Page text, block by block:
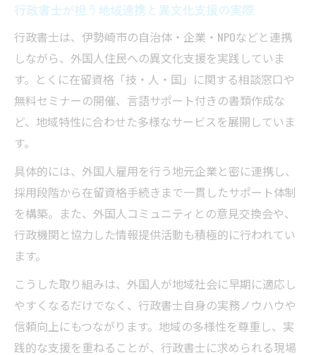
行政書士が担う地域連携と異文化支援の実際
行政書士は、伊勢崎市の自治体・企業・NPOなどと連携
しながら、外国人住民への異文化支援を実践していま
す。とくに在留資格「技・人・国」に関する相談窓口や
無料セミナーの開催、言語サポート付きの書類作成な
ど、地域特性に合わせた多様なサービスを展開していま
す。
具体的には、外国人雇用を行う地元企業と密に連携し、
採用段階から在留資格手続きまで一貫したサポート体制
を構築。また、外国人コミュニティとの意見交換会や、
行政機関と協力した情報提供活動も積極的に行われてい
ます。
こうした取り組みは、外国人が地域社会に早期に適応し
やすくなるだけでなく、行政書士自身の実務ノウハウや
信頼向上にもつながります。地域の多様性を尊重し、実
践的な支援を重ねることが、行政書士に求められる現場